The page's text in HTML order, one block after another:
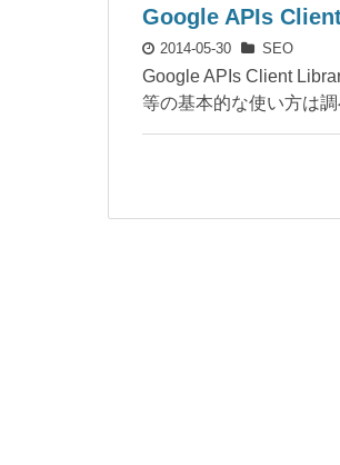
Google APIs
2014-05-30 SEO
Google APIs Client
等の基本的な使い方は